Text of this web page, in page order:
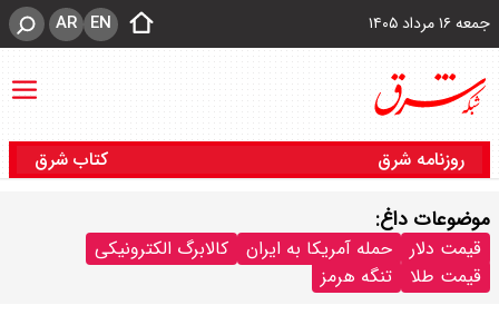
جمعه ۱۶ مرداد ۱۴۰۵ EN
AR
روزنامه شرق کتاب شرق
موضوعات داغ:
قیمت دلار حمله آمریکا به ایران
کالابرگ الکترونیکی
قیمت طلا
تنگه هرمز